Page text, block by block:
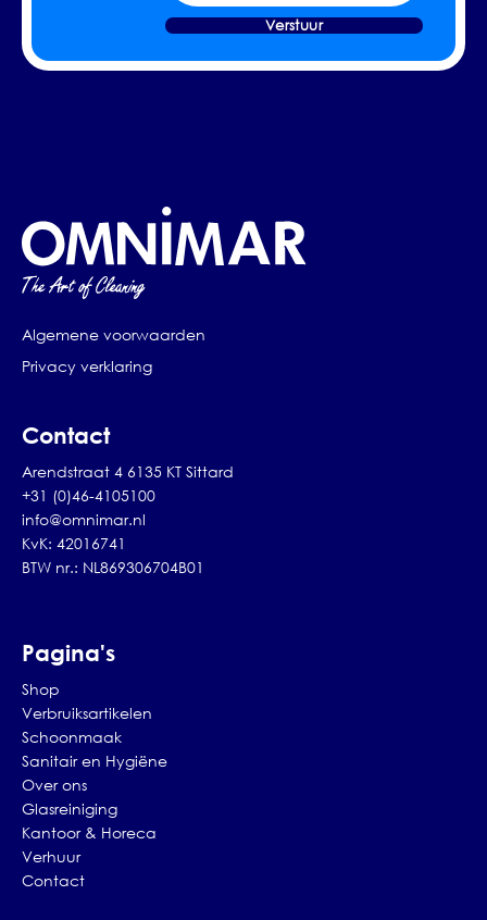
Verstuur
Algemene voorwaarden
Privacy verklaring
Contact
Arendstraat 4 6135 KT Sittard
+31 (0)46-4105100
info@omnimar.nl
KvK: 42016741
BTW nr.: NL869306704B01
Pagina's
Shop
Verbruiksartikelen
Schoonmaak
Sanitair en Hygiëne
Over ons
Glasreiniging
Kantoor & Horeca
Verhuur
Contact